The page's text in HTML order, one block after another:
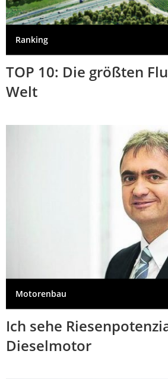
Ranking
TOP 10: Die größten
Welt
Motorenbau
Ich sehe
Dieselmotor